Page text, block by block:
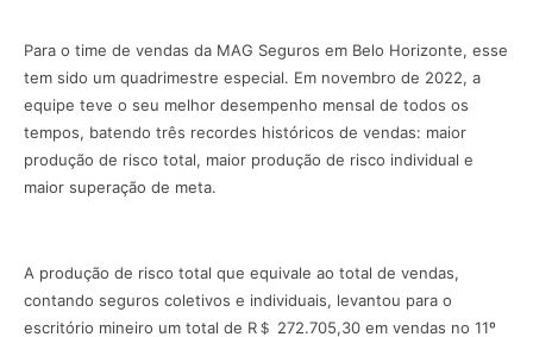
Para o time de vendas da MAG Seguros em Belo Horizonte, esse
tem sido um quadrimestre especial. Em novembro de 2022, a
equipe teve o seu melhor desempenho mensal de todos os
tempos, batendo três recordes históricos de vendas: maior
produção de risco total, maior produção de risco individual e
maior superação de meta.
A produção de risco total que equivale ao total de vendas,
contando seguros coletivos e individuais, levantou para o
escritório mineiro um total de R＄ 272.705,30 em vendas no 11º